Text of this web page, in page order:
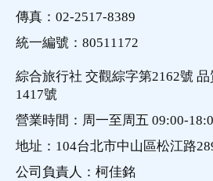
傳真：02-2517-8389
統一編號：80511172
綜合旅行社 交觀綜字第2162號
1417號
營業時間：周一至周五 09:00-
地址：104台北市中山區松江路
公司負責人：柯佳銘